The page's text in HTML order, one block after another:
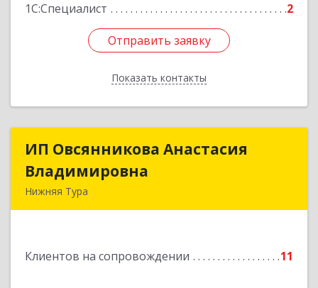
1С:Специалист
2
Отправить заявку
Показать контакты
Отправить заявку
Назад
ИП Овсянникова Анастасия
Владимировна
Нижняя Тура
Клиентов на сопровождении 11
ИП Овсянникова Анастасия
Подробнее